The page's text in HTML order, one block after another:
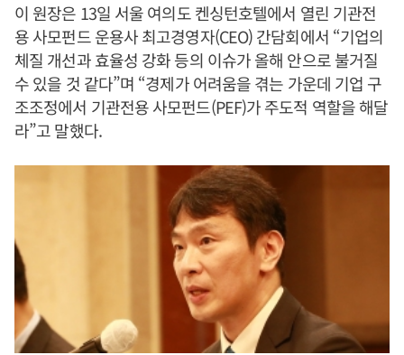
이 원장은 13일 서울 여의도 켄싱턴호텔에서 열린 기관전
용 사모펀드 운용사 최고경영자(CEO) 간담회에서 “기업의
체질 개선과 효율성 강화 등의 이슈가 올해 안으로 불거질
수 있을 것 같다”며 “경제가 어려움을 겪는 가운데 기업 구
조조정에서 기관전용 사모펀드(PEF)가 주도적 역할을 해달
라”고 말했다.